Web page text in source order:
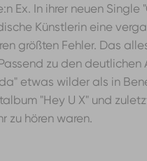
Ex. In ihrer neuen Single
Künstlerin eine
größten Fehler. Das
zu den deutlichen
etwas wilder als in
"Hey U X" und
zu hören waren.